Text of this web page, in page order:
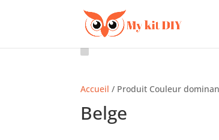
Accueil / Produit Couleur
Belge